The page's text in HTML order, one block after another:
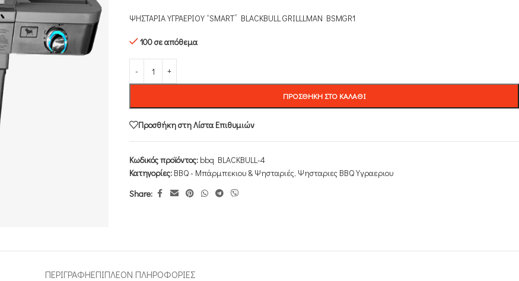
ΨΗΣΤΑΡΙΑ ΥΓΡΑΕΡΙΟΥ “SMART” BLACKBULL GRILLLMAN BSMGR1
100 σε απόθεμα
ΠΡΟΣΘΉΚΗ ΣΤΟ ΚΑΛΆΘΙ
Προσθήκη στη Λίστα Επιθυμιών
Κωδικός προϊόντος: bbq BLACKBULL-4
Κατηγορίες: ΒΒQ - Μπάρμπεκιου & Ψησταριές, Ψησταριες BBQ Υγραεριου
Share:
ΠΕΡΙΓΡΑΦΉΕΠΙΠΛΈΟΝ ΠΛΗΡΟΦΟΡΊΕΣ